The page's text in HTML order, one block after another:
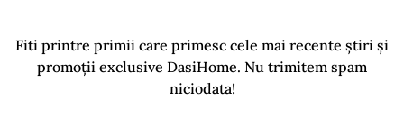
Fiti printre primii care primesc cele mai recente știri și
promoții exclusive DasiHome. Nu trimitem spam
niciodata!